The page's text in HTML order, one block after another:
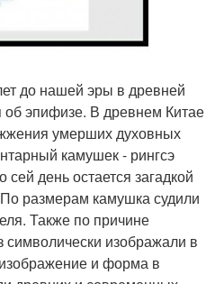
до нашей эры в древней
эпифизе. В древнем Китае
умерших духовных
камушек - рингсэ
день остается загадкой
размерам камушка судили
Также по причине
изображали в
и форма в